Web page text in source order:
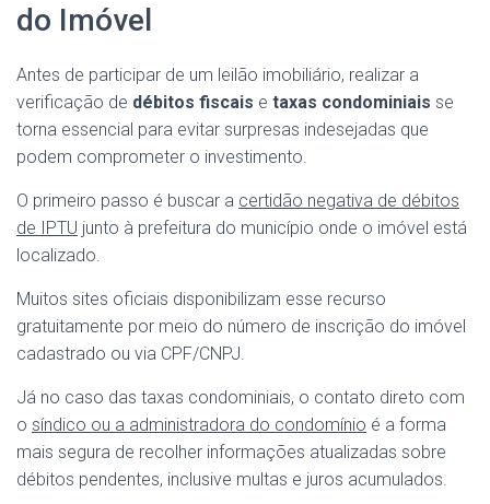
do Imóvel
Antes de participar de um leilão imobiliário, realizar a
verificação de débitos fiscais e taxas condominiais se
torna essencial para evitar surpresas indesejadas que
podem comprometer o investimento.
O primeiro passo é buscar a certidão negativa de débitos
de IPTU junto à prefeitura do município onde o imóvel está
localizado.
Muitos sites oficiais disponibilizam esse recurso
gratuitamente por meio do número de inscrição do imóvel
cadastrado ou via CPF/CNPJ.
Já no caso das taxas condominiais, o contato direto com
o síndico ou a administradora do condomínio é a forma
mais segura de recolher informações atualizadas sobre
débitos pendentes, inclusive multas e juros acumulados.